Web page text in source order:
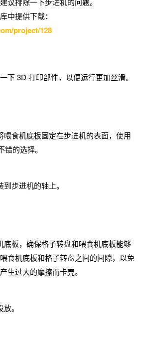
中提供下载：
project/128
下 3D 打印部件，以便运行更加丝滑。
喂食机底板固定在步进机的表面，使用
的选择。
步进机的轴上。
底板，确保格子转盘和喂食机底板能够
食机底板和格子转盘之间的间隙，以免
生过大的摩擦而卡壳。
。